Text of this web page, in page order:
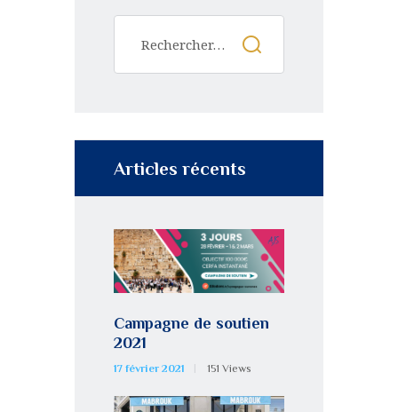
Articles récents
Campagne de soutien
2021
17 février 2021 151 Views